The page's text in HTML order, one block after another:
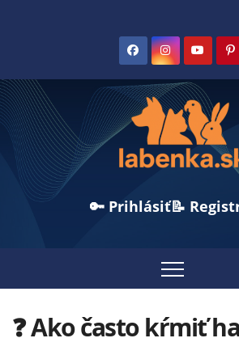
🔑 Prihlásiť📝
❓ Ako často kŕmiť